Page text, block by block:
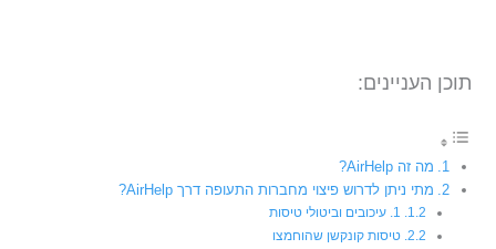
תוכן העניינים:
מה זה AirHelp?
מתי ניתן לדרוש פיצוי מחברות התעופה דרך AirHelp?
1. עיכובים וביטולי טיסות
טיסות קונקשן שהוחמצו